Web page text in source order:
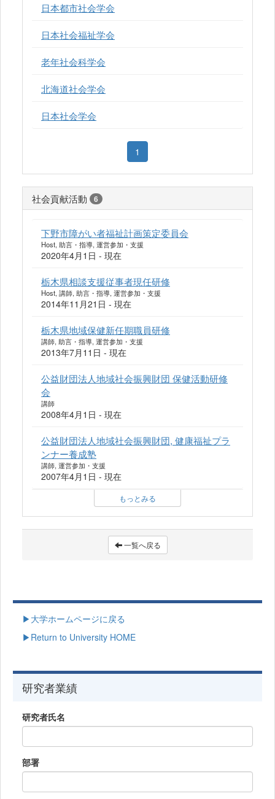
日本都市社会学会
日本社会福祉学会
老年社会科学会
北海道社会学会
日本社会学会
1
社会貢献活動 6
下野市障がい者福祉計画策定委員会
Host, 助言・指導, 運営参加・支援
2020年4月1日 - 現在
栃木県相談支援従事者現任研修
Host, 講師, 助言・指導, 運営参加・支援
2014年11月21日 - 現在
栃木県地域保健新任期職員研修
講師, 助言・指導, 運営参加・支援
2013年7月11日 - 現在
公益財団法人地域社会振興財団 保健活動研修
会
講師
2008年4月1日 - 現在
公益財団法人地域社会振興財団, 健康福祉プラ
ンナー養成塾
講師, 運営参加・支援
2007年4月1日 - 現在
もっとみる
一覧へ戻る
▶大学ホームページに戻る
▶Return to University HOME
研究者業績
研究者氏名
部署